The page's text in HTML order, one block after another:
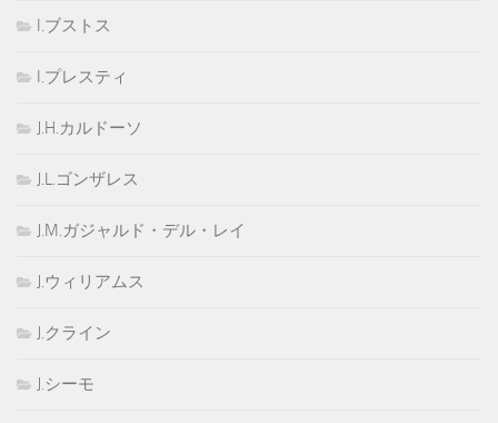
I.ブストス
I.プレスティ
J.H.カルドーソ
J.L.ゴンザレス
J.M.ガジャルド・デル・レイ
J.ウィリアムス
J.クライン
J.シーモ